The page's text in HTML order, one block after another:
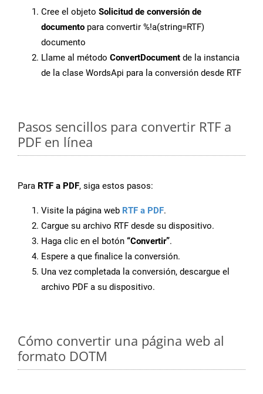
Cree el objeto Solicitud de conversión de
documento para convertir %!a(string=RTF)
documento
Llame al método ConvertDocument de la instancia
de la clase WordsApi para la conversión desde RTF
Pasos sencillos para convertir RTF a
PDF en línea
Para RTF a PDF, siga estos pasos:
Visite la página web RTF a PDF.
Cargue su archivo RTF desde su dispositivo.
Haga clic en el botón “Convertir”.
Espere a que finalice la conversión.
Una vez completada la conversión, descargue el
archivo PDF a su dispositivo.
Cómo convertir una página web al
formato DOTM